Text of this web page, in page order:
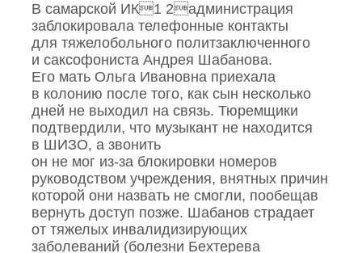
В самарской ИК1 2администрация
заблокировала телефонные контакты
для тяжелобольного политзаключенного
и саксофониста Андрея Шабанова.
Его мать Ольга Ивановна приехала
в колонию после того, как сын несколько
дней не выходил на связь. Тюремщики
подтвердили, что музыкант не находится
в ШИЗО, а звонить
он не мог из‑за блокировки номеров
руководством учреждения, внятных причин
которой они назвать не смогли, пообещав
вернуть доступ позже. Шабанов страдает
от тяжелых инвалидизирующих
заболеваний (болезни Бехтерева